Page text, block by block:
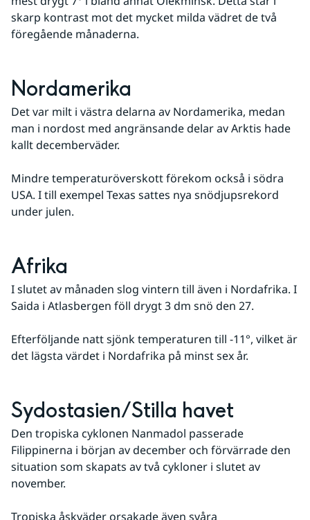
skarp kontrast mot det mycket milda vädret de två
föregående månaderna.
Nordamerika
Det var milt i västra delarna av Nordamerika, medan
man i nordost med angränsande delar av Arktis hade
kallt decemberväder.
Mindre temperaturöverskott förekom också i södra
USA. I till exempel Texas sattes nya snödjupsrekord
under julen.
Afrika
I slutet av månaden slog vintern till även i Nordafrika. I
Saida i Atlasbergen föll drygt 3 dm snö den 27.
Efterföljande natt sjönk temperaturen till -11°, vilket är
det lägsta värdet i Nordafrika på minst sex år.
Sydostasien/Stilla havet
Den tropiska cyklonen Nanmadol passerade
Filippinerna i början av december och förvärrade den
situation som skapats av två cykloner i slutet av
november.
Tropiska åskväder orsakade även svåra